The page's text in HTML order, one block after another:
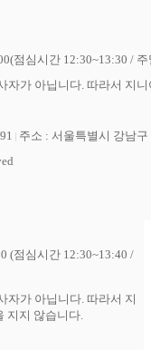
점심시간 12:30~13:30 /
가 아닙니다. 따라서 지
주소 : 서울특별시 강남
(점심시간 12:30~13:40 /
자가 아닙니다. 따라서 지
지지 않습니다.